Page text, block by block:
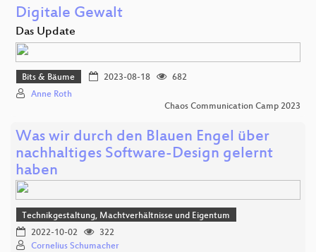
Digitale Gewalt
Das Update
Bits & Bäume 2023-08-18
682
Anne Roth
Chaos Communication Camp 2023
Was wir durch den Blauen Engel über
nachhaltiges Software-Design gelernt
haben
Technikgestaltung, Machtverhältnisse und Eigentum
2022-10-02
322
Cornelius Schumacher